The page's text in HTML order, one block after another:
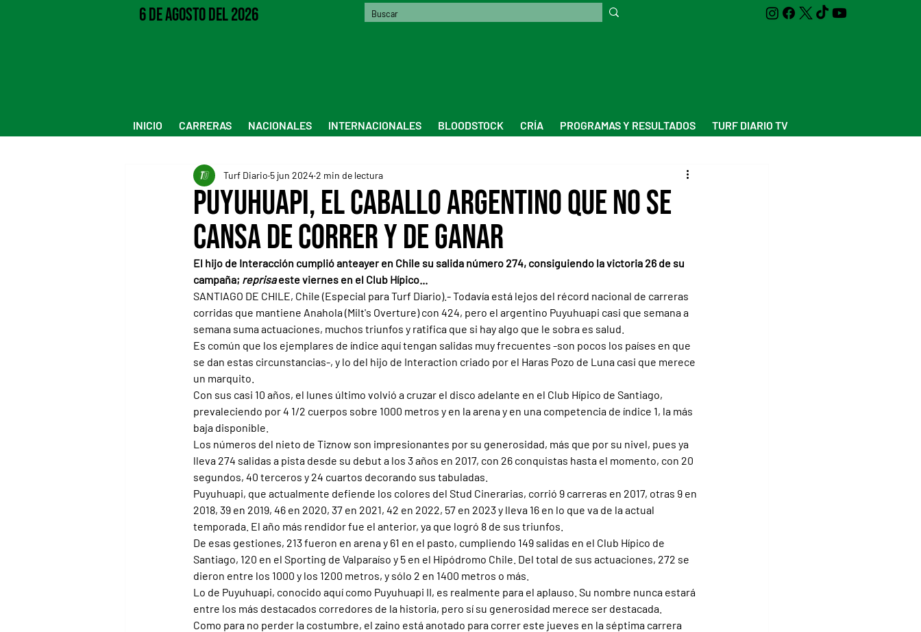
6 de Agosto del 2026
INICIO CARRERAS NACIONALES INTERNACIONALES BLOODSTOCK CRÍA PROGRAMAS Y RESULTADOS TURF DIARIO TV
Puyuhuapi, el caballo argentino que no se
cansa de correr y de ganar
Turf Diario 5 jun 2024 2 min de lectura
El hijo de Interacción cumplió anteayer en Chile su salida número 274, consiguiendo la victoria 26 de su
campaña; reprisa este viernes en el Club Hípico...
SANTIAGO DE CHILE, Chile (Especial para Turf Diario).- Todavía está lejos del récord nacional de carreras
corridas que mantiene Anahola (Milt's Overture) con 424, pero el argentino Puyuhuapi casi que semana a
semana suma actuaciones, muchos triunfos y ratifica que si hay algo que le sobra es salud.
Es común que los ejemplares de índice aquí tengan salidas muy frecuentes -son pocos los países en que
se dan estas circunstancias-, y lo del hijo de Interaction criado por el Haras Pozo de Luna casi que merece
un marquito.
Con sus casi 10 años, el lunes último volvió a cruzar el disco adelante en el Club Hípico de Santiago,
prevaleciendo por 4 1/2 cuerpos sobre 1000 metros y en la arena y en una competencia de índice 1, la más
baja disponible.
Los números del nieto de Tiznow son impresionantes por su generosidad, más que por su nivel, pues ya
lleva 274 salidas a pista desde su debut a los 3 años en 2017, con 26 conquistas hasta el momento, con 20
segundos, 40 terceros y 24 cuartos decorando sus tabuladas.
Puyuhuapi, que actualmente defiende los colores del Stud Cinerarias, corrió 9 carreras en 2017, otras 9 en
2018, 39 en 2019, 46 en 2020, 37 en 2021, 42 en 2022, 57 en 2023 y lleva 16 en lo que va de la actual
temporada. El año más rendidor fue el anterior, ya que logró 8 de sus triunfos.
De esas gestiones, 213 fueron en arena y 61 en el pasto, cumpliendo 149 salidas en el Club Hípico de
Santiago, 120 en el Sporting de Valparaíso y 5 en el Hipódromo Chile. Del total de sus actuaciones, 272 se
dieron entre los 1000 y los 1200 metros, y sólo 2 en 1400 metros o más.
Lo de Puyuhuapi, conocido aquí como Puyuhuapi II, es realmente para el aplauso. Su nombre nunca estará
entre los más destacados corredores de la historia, pero sí su generosidad merece ser destacada.
Como para no perder la costumbre, el zaino está anotado para correr este jueves en la séptima carrera